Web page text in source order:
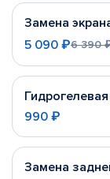
Замена
5 090 ₽6 390
990 ₽
Замена